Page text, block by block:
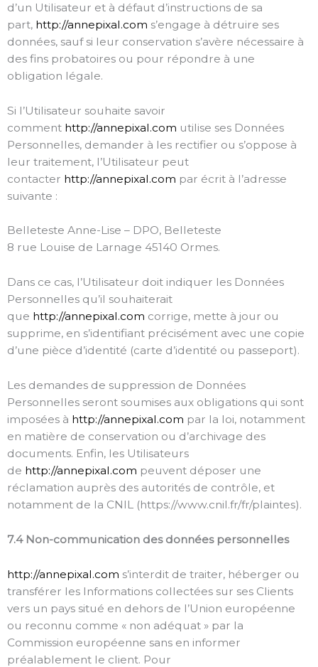
d’un Utilisateur et à défaut d’instructions de sa
part, http://annepixal.com s’engage à détruire ses
données, sauf si leur conservation s’avère nécessaire à
des fins probatoires ou pour répondre à une
obligation légale.
Si l’Utilisateur souhaite savoir
comment http://annepixal.com utilise ses Données
Personnelles, demander à les rectifier ou s’oppose à
leur traitement, l’Utilisateur peut
contacter http://annepixal.com par écrit à l’adresse
suivante :
Belleteste Anne-Lise – DPO, Belleteste
8 rue Louise de Larnage 45140 Ormes.
Dans ce cas, l’Utilisateur doit indiquer les Données
Personnelles qu’il souhaiterait
que http://annepixal.com corrige, mette à jour ou
supprime, en s’identifiant précisément avec une copie
d’une pièce d’identité (carte d’identité ou passeport).
Les demandes de suppression de Données
Personnelles seront soumises aux obligations qui sont
imposées à http://annepixal.com par la loi, notamment
en matière de conservation ou d’archivage des
documents. Enfin, les Utilisateurs
de http://annepixal.com peuvent déposer une
réclamation auprès des autorités de contrôle, et
notamment de la CNIL (https://www.cnil.fr/fr/plaintes).
7.4 Non-communication des données personnelles
http://annepixal.com s’interdit de traiter, héberger ou
transférer les Informations collectées sur ses Clients
vers un pays situé en dehors de l’Union européenne
ou reconnu comme « non adéquat » par la
Commission européenne sans en informer
préalablement le client. Pour